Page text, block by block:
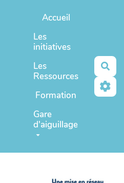
Accueil
Les
initiatives
Les
Ressources
Formation
Gare
d'aiguillage